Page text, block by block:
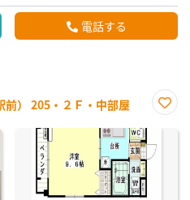
電話する
） 205・２Ｆ・中部屋
に入
り登
録